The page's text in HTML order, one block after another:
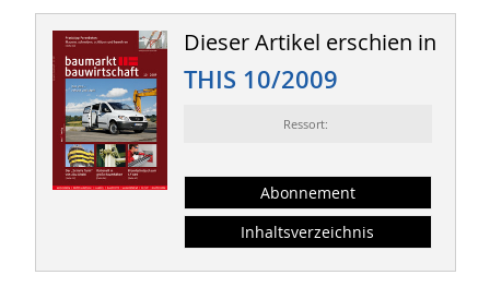
Dieser Artikel erschien in
THIS 10/2009
Ressort:
Abonnement
Inhaltsverzeichnis